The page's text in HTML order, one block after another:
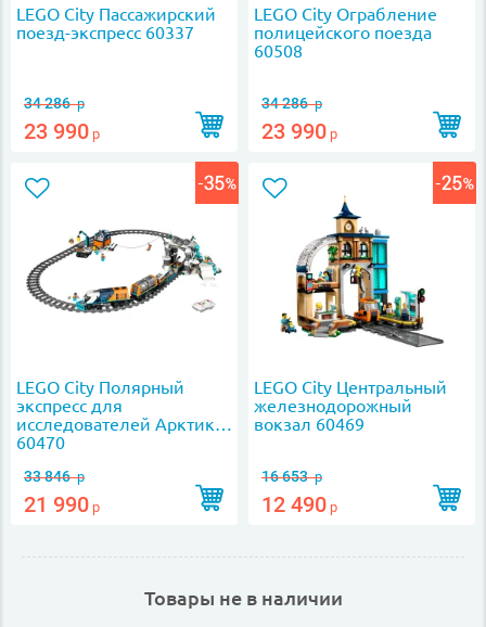
LEGO City Пассажирский
поезд-экспресс 60337
34 286р
23 990 р
LEGO City Ограбление
полицейского поезда
60508
34 286р
23 990 р
LEGO City Полярный
экспресс для
исследователей Арктики
60470
33 846р
21 990 р
LEGO City Центральный
железнодорожный
вокзал 60469
16 653р
12 490 р
Товары не в наличии